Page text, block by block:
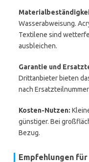
Wasserabweisung.
Textilene sind
ausbleichen.
Garantie und
Drittanbieter bieten
nach
Kosten-Nutzen:
günstiger. Bei
Bezug.
Empfehlungen